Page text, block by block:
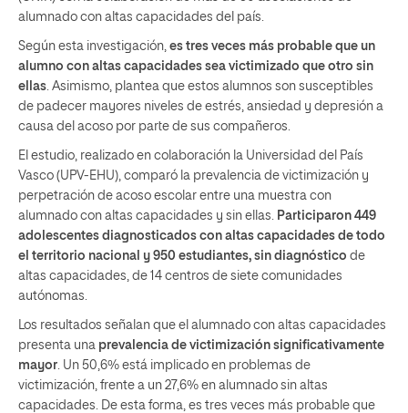
alumnado con altas capacidades del país.
Según esta investigación, es tres veces más probable que un
alumno con altas capacidades sea victimizado que otro sin
ellas . Asimismo, plantea que estos alumnos son susceptibles
de padecer mayores niveles de estrés, ansiedad y depresión a
causa del acoso por parte de sus compañeros.
El estudio, realizado en colaboración la Universidad del País
Vasco (UPV-EHU), comparó la prevalencia de victimización y
perpetración de acoso escolar entre una muestra con
alumnado con altas capacidades y sin ellas.
Participaron 449
adolescentes diagnosticados con altas capacidades de todo
el territorio nacional y 950 estudiantes, sin diagnóstico de
altas capacidades, de 14 centros de siete comunidades
autónomas.
Los resultados señalan que el alumnado con altas capacidades
presenta una prevalencia de victimización significativamente
mayor . Un 50,6% está implicado en problemas de
victimización, frente a un 27,6% en alumnado sin altas
capacidades. De esta forma, es tres veces más probable que